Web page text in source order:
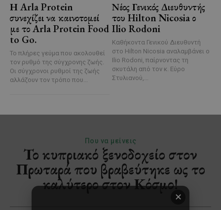
Η Arla Protein
συνεχίζει να καινοτομεί
με το Arla Protein Food
to Go.
Το πλήρες γεύμα που ακολουθεί
τον ρυθμό της σύγχρονης ζωής.
Οι σύγχρονοι ρυθμοί της ζωής
αλλάζουν τον τρόπο που...
Νέος Γενικός Διευθυντής
του Hilton Nicosia ο
Ilio Rodoni
Καθήκοντα Γενικού Διευθυντή
στο Hilton Nicosia αναλαμβάνει ο
Ilio Rodoni, παίρνοντας τη
σκυτάλη από τον κ. Εύρο
Στυλιανού,...
✕